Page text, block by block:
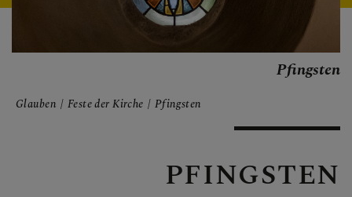
Pfarren
Personen
Pfingsten
Glauben Feste der Kirche Pfingsten
PFINGSTEN